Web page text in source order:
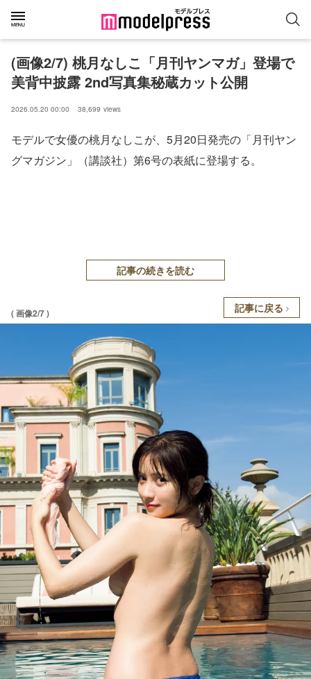
(画像2/7) 桃月なしこ「月刊ヤンマガ」登場で
美背中披露 2nd写真集秘蔵カット公開
2026.05.20 00:00 38,699 views
モデルで女優の桃月なしこが、5月20日発売の「月刊ヤン
グマガジン」（講談社）第6号の表紙に登場する。
記事の続きを読む
( 画像2/7 ) 記事に戻る